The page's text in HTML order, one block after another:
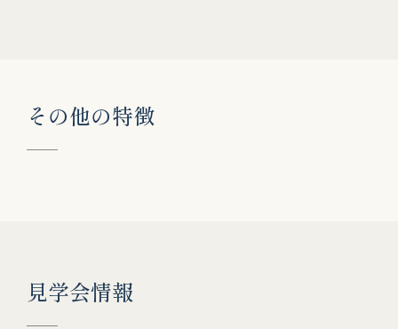
その他の特徴
見学会情報